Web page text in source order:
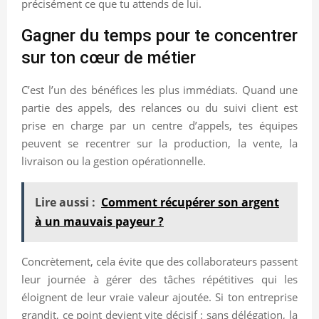
précisément ce que tu attends de lui.
Gagner du temps pour te concentrer
sur ton cœur de métier
C’est l’un des bénéfices les plus immédiats. Quand une
partie des appels, des relances ou du suivi client est
prise en charge par un centre d’appels, tes équipes
peuvent se recentrer sur la production, la vente, la
livraison ou la gestion opérationnelle.
Lire aussi : Comment récupérer son argent
à un mauvais payeur ?
Concrètement, cela évite que des collaborateurs passent
leur journée à gérer des tâches répétitives qui les
éloignent de leur vraie valeur ajoutée. Si ton entreprise
grandit, ce point devient vite décisif : sans délégation, la